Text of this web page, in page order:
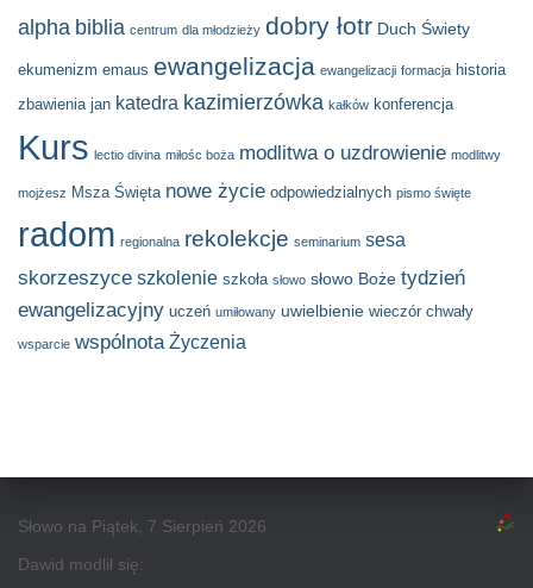
alpha biblia centrum dla młodzieży dobry łotr Duch Świety
ekumenizm emaus ewangelizacja ewangelizacji formacja historia
zbawienia jan katedra kazimierzówka kałków konferencja
Kurs lectio divina miłośc boża modlitwa o uzdrowienie modlitwy
mojżesz Msza Święta nowe życie odpowiedzialnych pismo święte
radom regionalna rekolekcje seminarium sesa
skorzeszyce szkolenie szkoła słowo słowo Boże tydzień
ewangelizacyjny uczeń umiłowany uwielbienie wieczór chwały
wsparcie wspólnota Życzenia
Słowo na Piątek, 7 Sierpień 2026
Dawid modlił się: